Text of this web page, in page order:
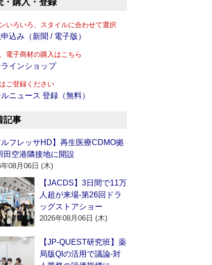
・購入・登録
いろいろ、スタイルに合わせて選択
込み（新聞 / 電子版）
電子商材の購入はこちら
インショップ
ご登録ください
ルニュース 登録（無料）
記事
ルフレッサHD】再生医療CDMO拠
田空港隣接地に開設
08月06日 (木)
【JACDS】3日間で11万
人超が来場‐第26回ドラ
ッグストアショー
2026年08月06日 (木)
【JP-QUEST研究班】薬
局版QIの活用で議論‐対